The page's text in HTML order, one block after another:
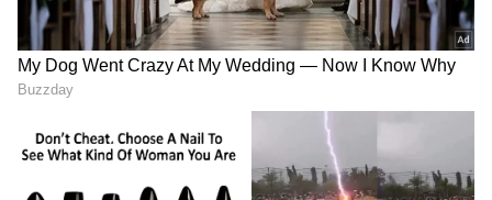
4
6